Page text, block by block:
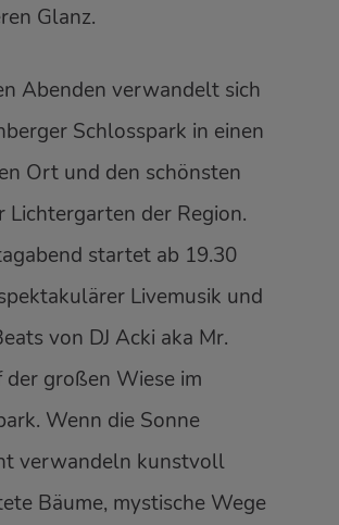
Glanz.
Abenden verwandelt sich
Schlosspark in einen
Ort und den schönsten
Lichtergarten der Region.
startet ab 19.30
Livemusik und
von DJ Acki aka Mr.
der großen Wiese im
Wenn die Sonne
verwandeln kunstvoll
Bäume, mystische Wege